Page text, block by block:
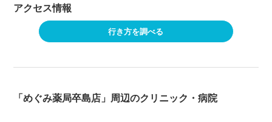
アクセス情報
行き方を調べる
「めぐみ薬局卒島店」周辺のクリニック・病院